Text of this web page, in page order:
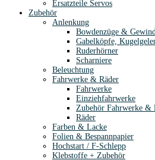
Ersatzteile Servos
Zubehör
Anlenkung
Bowdenzüge &
Gabelköpfe,
Ruderhörner
Scharniere
Beleuchtung
Fahrwerke & Räder
Fahrwerke
Einziehfahrwerke
Zubehör Fahrwerke &
Räder
Farben & Lacke
Folien & Bespannpapier
Hochstart / F-Schlepp
Klebstoffe + Zubehör